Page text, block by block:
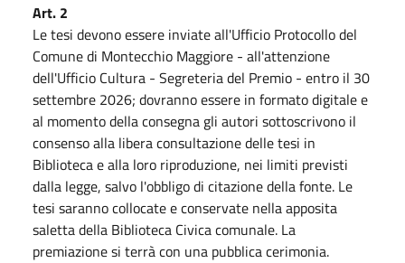
Art. 2
Le tesi devono essere inviate all'Ufficio Protocollo del
Comune di Montecchio Maggiore - all'attenzione
dell'Ufficio Cultura - Segreteria del Premio - entro il 30
settembre 2026; dovranno essere in formato digitale e
al momento della consegna gli autori sottoscrivono il
consenso alla libera consultazione delle tesi in
Biblioteca e alla loro riproduzione, nei limiti previsti
dalla legge, salvo l'obbligo di citazione della fonte. Le
tesi saranno collocate e conservate nella apposita
saletta della Biblioteca Civica comunale. La
premiazione si terrà con una pubblica cerimonia.